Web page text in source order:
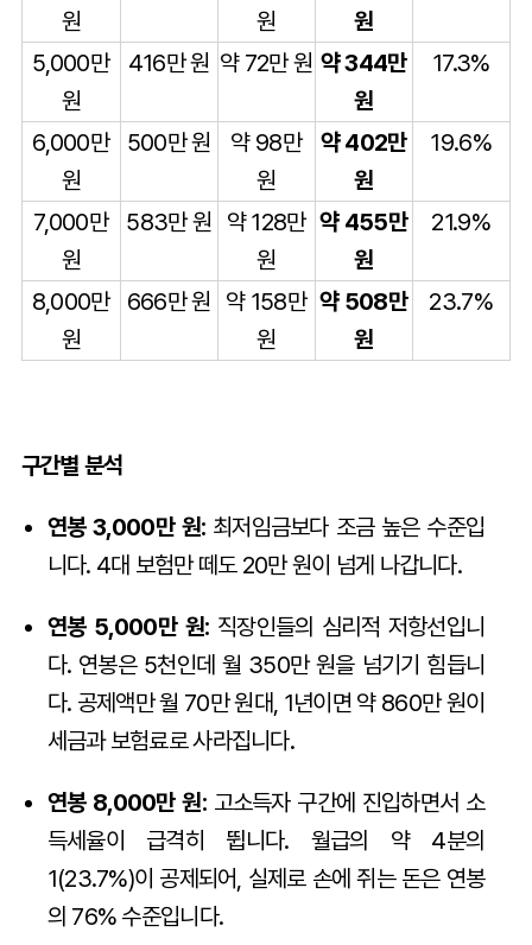
원
원
원
5,000만
원
416만 원 약 72만 원 약 344만
원
17.3%
6,000만
원
500만 원
약 98만
원
약 402만
원
19.6%
7,000만
원
583만 원
약 128만
원
약 455만
원
21.9%
8,000만
원
666만 원
약 158만
원
약 508만
원
23.7%
구간별 분석
연봉 3,000만 원: 최저임금보다 조금 높은 수준입
니다. 4대 보험만 떼도 20만 원이 넘게 나갑니다.
연봉 5,000만 원: 직장인들의 심리적 저항선입니
다. 연봉은 5천인데 월 350만 원을 넘기기 힘듭니
다. 공제액만 월 70만 원대, 1년이면 약 860만 원이
세금과 보험료로 사라집니다.
연봉 8,000만 원:고소득자 구간에 진입하면서 소
득세율이 급격히 뜁니다. 월급의 약 4분의
1(23.7%)이 공제되어, 실제로 손에 쥐는 돈은 연봉
의 76% 수준입니다.